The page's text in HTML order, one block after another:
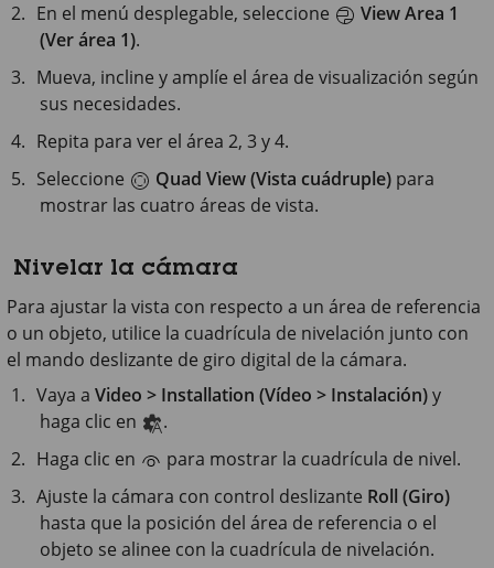
En el menú desplegable, seleccione
View Area 1
(Ver área 1).
Mueva, incline y amplíe el área de visualización según
sus necesidades.
Repita para ver el área 2, 3 y 4.
Seleccione
Quad View (Vista cuádruple) para
mostrar las cuatro áreas de vista.
Nivelar la cámara
Para ajustar la vista con respecto a un área de referencia
o un objeto, utilice la cuadrícula de nivelación junto con
el mando deslizante de giro digital de la cámara.
Vaya aVideo > Installation (Vídeo > Instalación)y
haga clic en
.
Haga clic en
para mostrar la cuadrícula de nivel.
Ajuste la cámara con control deslizante Roll (Giro)
hasta que la posición del área de referencia o el
objeto se alinee con la cuadrícula de nivelación.